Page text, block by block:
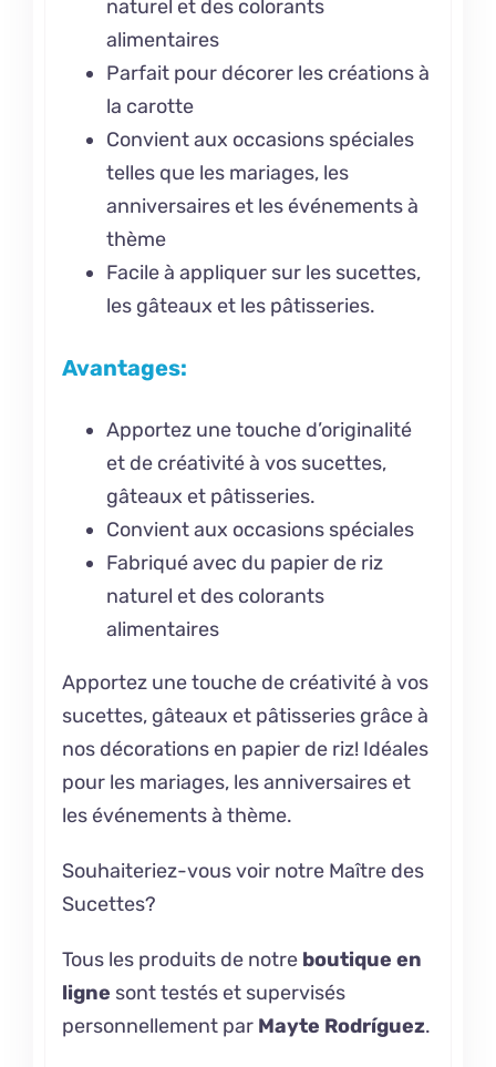
naturel et des colorants
alimentaires
Parfait pour décorer les créations à
la carotte
Convient aux occasions spéciales
telles que les mariages, les
anniversaires et les événements à
thème
Facile à appliquer sur les sucettes,
les gâteaux et les pâtisseries.
Avantages:
Apportez une touche d’originalité
et de créativité à vos sucettes,
gâteaux et pâtisseries.
Convient aux occasions spéciales
Fabriqué avec du papier de riz
naturel et des colorants
alimentaires
Apportez une touche de créativité à vos
sucettes, gâteaux et pâtisseries grâce à
nos décorations en papier de riz! Idéales
pour les mariages, les anniversaires et
les événements à thème.
Souhaiteriez-vous voir notre Maître des
Sucettes?
Tous les produits de notre boutique en
ligne sont testés et supervisés
personnellement par Mayte Rodríguez.